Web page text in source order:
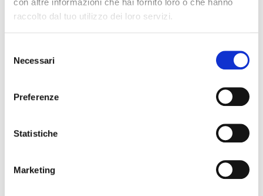
raccolto dal tuo utilizzo dei loro servizi.
delNecessari
Preferenze
Statistiche
Marketing
Telefono